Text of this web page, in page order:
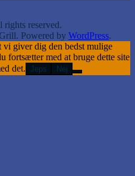
rights reserved.
Powered by WordPress.
vi giver dig den bedst mulige
fortsætter med at bruge dette site
det. Jeps Nej